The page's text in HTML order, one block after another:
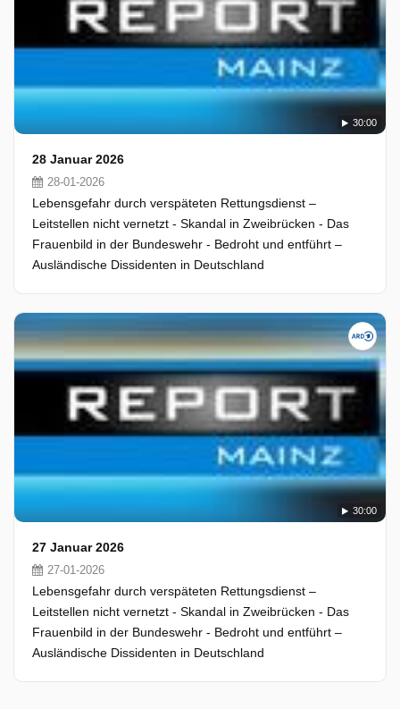
30:00
28 Januar 2026
28-01-2026
Lebensgefahr durch verspäteten Rettungsdienst –
Leitstellen nicht vernetzt - Skandal in Zweibrücken - Das
Frauenbild in der Bundeswehr - Bedroht und entführt –
Ausländische Dissidenten in Deutschland
30:00
27 Januar 2026
27-01-2026
Lebensgefahr durch verspäteten Rettungsdienst –
Leitstellen nicht vernetzt - Skandal in Zweibrücken - Das
Frauenbild in der Bundeswehr - Bedroht und entführt –
Ausländische Dissidenten in Deutschland